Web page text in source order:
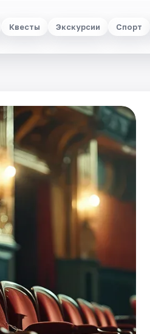
Квесты Экскурсии Спорт